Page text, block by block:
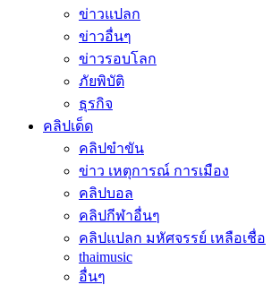
ข่าวแปลก
ข่าวอื่นๆ
ข่าวรอบโลก
ภัยพิบัติ
ธุรกิจ
คลิปเด็ด
คลิปขำขัน
ข่าว เหตุการณ์ การเมือง
คลิปบอล
คลิปกีฬาอื่นๆ
คลิปแปลก มหัศจรรย์ เหลือเชื่อ
thaimusic
อื่นๆ